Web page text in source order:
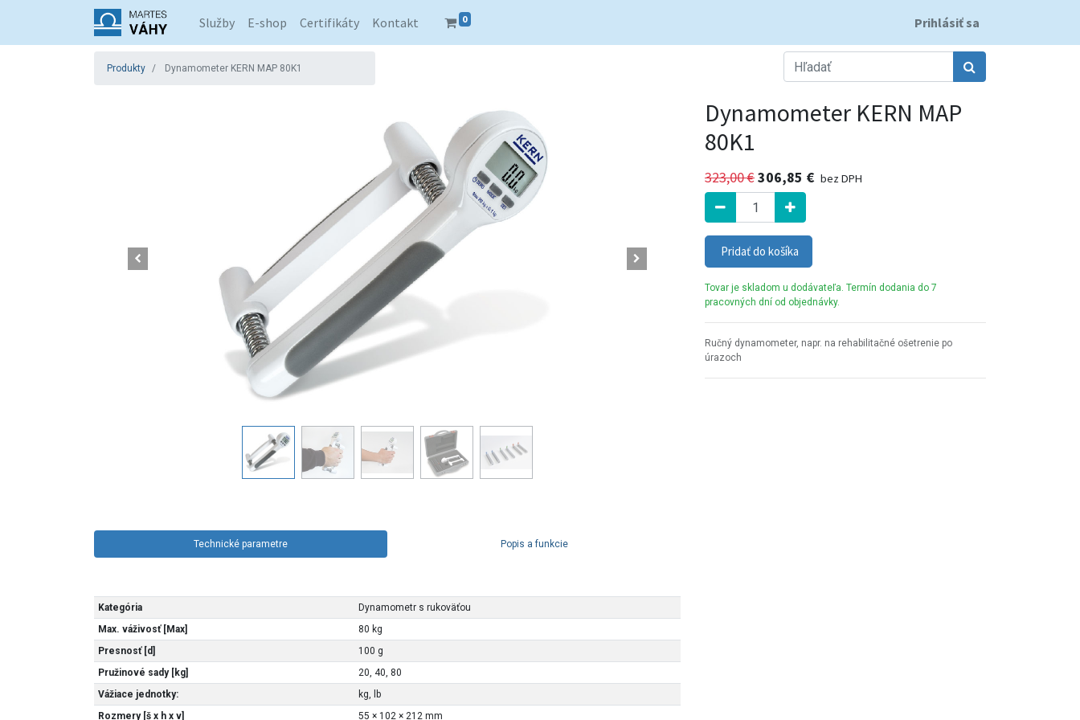
Služby E-shop Certifikáty Kontakt 0 Prihlásiť sa
Produkty Dynamometer KERN MAP 80K1
Dynamometer KERN MAP
80K1
323,00€306,85 € bez DPH
Pridať do košíka
Tovar je skladom u dodávateľa. Termín dodania do 7
pracovných dní od objednávky.
Ručný dynamometer, napr. na rehabilitačné ošetrenie po
úrazoch
Technické parametre Popis a funkcie
Kategória
Dynamometr s rukoväťou
Max. váživosť [Max]
80 kg
Presnosť [d]
100 g
Pružinové sady [kg]
20, 40, 80
Vážiace jednotky:
kg, lb
Rozmery [š x h x v]
55 × 102 × 212 mm